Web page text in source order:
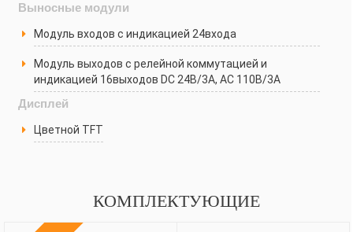
Выносные модули
Модуль входов с индикацией 24входа
Модуль выходов с релейной коммутацией и
индикацией 16выходов DC 24В/3А, AC 110В/3А
Дисплей
Цветной TFT
КОМПЛЕКТУЮЩИЕ